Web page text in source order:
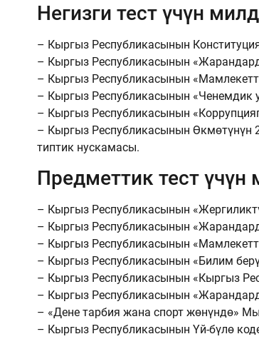
Негизги тест үчүн
– Кыргыз Республикасынын
– Кыргыз Республикасынын
– Кыргыз Республикасынын
– Кыргыз Республикасынын
– Кыргыз Республикасынын
– Кыргыз Республикасынын Өкмөтүнүн
типтик нускамасы.
Предметтик тест үчүн
– Кыргыз Республикасынын
– Кыргыз Республикасынын
– Кыргыз Республикасынын
– Кыргыз Республикасынын «Билим
– Кыргыз Республикасынын «Кыргыз
– Кыргыз Республикасынын
– «Дене тарбия жана спорт жөнүндө»
– Кыргыз Республикасынын Үй-бүлө